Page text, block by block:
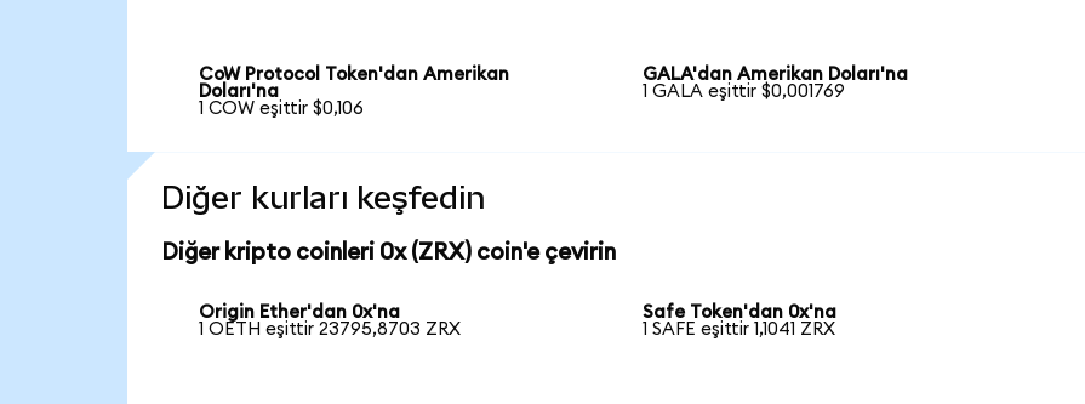
CoW Protocol Token'dan Amerikan
Doları'na
1 COW eşittir $0,106
GALA'dan Amerikan Doları'na
1 GALA eşittir $0,001769
Diğer kurları keşfedin
Diğer kripto coinleri 0x (ZRX) coin'e çevirin
Origin Ether'dan 0x'na
1 OETH eşittir 23795,8703 ZRX
Safe Token'dan 0x'na
1 SAFE eşittir 1,1041 ZRX